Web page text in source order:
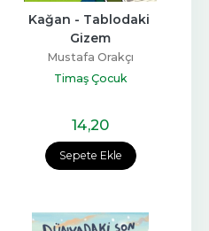
Sepete Ekle
Kağan - Tablodaki
Gizem
Mustafa Orakçı
Timaş Çocuk
14,20